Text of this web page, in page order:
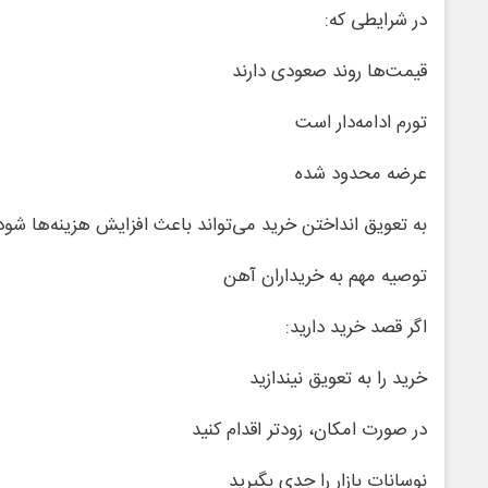
در شرایطی که:
قیمت‌ها روند صعودی دارند
تورم ادامه‌دار است
عرضه محدود شده
به تعویق انداختن خرید می‌تواند باعث افزایش هزینه‌ها
توصیه مهم به خریداران آهن
اگر قصد خرید دارید:
خرید را به تعویق نیندازید
در صورت امکان، زودتر اقدام کنید
نوسانات بازار را جدی بگیرید